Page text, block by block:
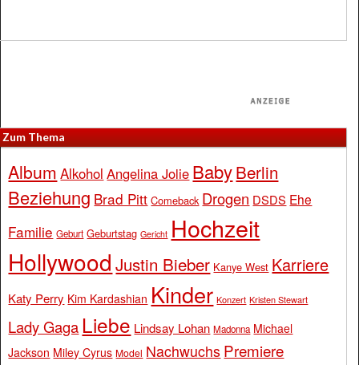
Zum Thema
Album Alkohol Angelina Jolie BabyBerlin
Beziehung Brad Pitt Comeback Drogen DSDS Ehe
Familie Geburt Geburtstag Gericht Hochzeit
Hollywood Justin Bieber Kanye West Karriere
Katy Perry Kim Kardashian Kinder Konzert Kristen Stewart
Lady Gaga Liebe Lindsay Lohan Madonna Michael
Jackson Miley Cyrus Model Nachwuchs Premiere